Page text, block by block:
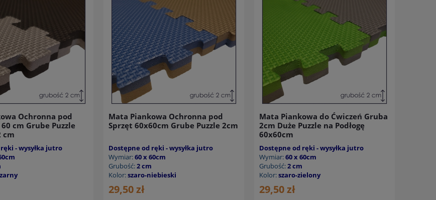
Ochronna pod
cm Grube Puzzle
cm
- wysyłka jutro
Mata Piankowa Ochronna pod
Sprzęt 60x60cm Grube Puzzle 2cm
Dostępne od ręki - wysyłka jutro
Wymiar:60 x 60cm
Grubość:2 cm
Kolor:szaro-niebieski
29,50 zł
Mata Piankowa do Ćwiczeń Gruba
2cm Duże Puzzle na Podłogę
60x60cm
Dostępne od ręki - wysyłka jutro
Wymiar:60 x 60cm
Grubość:2 cm
Kolor:szaro-zielony
29,50 zł